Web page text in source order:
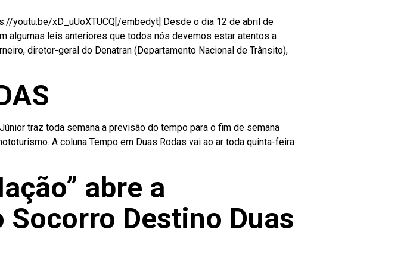
youtu.be/xD_uUoXTUCQ[/embedyt] Desde o dia 12 de abril de
algumas leis anteriores que todos nós devemos estar atentos a
diretor-geral do Denatran (Departamento Nacional de Trânsito),
traz toda semana a previsão do tempo para o fim de semana
A coluna Tempo em Duas Rodas vai ao ar toda quinta-feira
abre a
Destino Duas